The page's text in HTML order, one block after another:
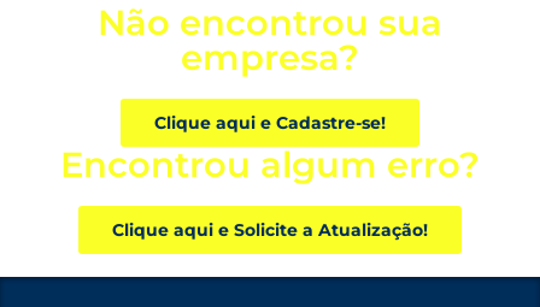
Não encontrou sua
empresa?
Clique aqui e Cadastre-se!
Encontrou algum erro?
Clique aqui e Solicite a Atualização!